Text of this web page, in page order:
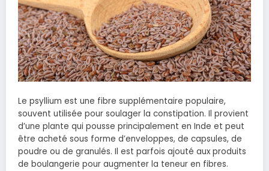
Le psyllium est une fibre supplémentaire populaire,
souvent utilisée pour soulager la constipation. Il provient
d’une plante qui pousse principalement en Inde et peut
être acheté sous forme d’enveloppes, de capsules, de
poudre ou de granulés. Il est parfois ajouté aux produits
de boulangerie pour augmenter la teneur en fibres.